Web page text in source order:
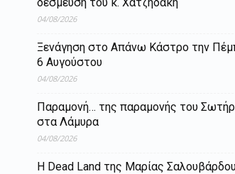
04/08/2026
Ξενάγηση στο Απάνω Κάστρο την
6 Αυγούστου
04/08/2026
Παραμονή… της παραμονής του
στα Λάμυρα
04/08/2026
Η Dead Land της Μαρίας Σαλουβάρδου